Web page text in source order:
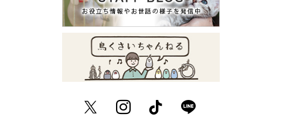
TwitterInstagramTikTok